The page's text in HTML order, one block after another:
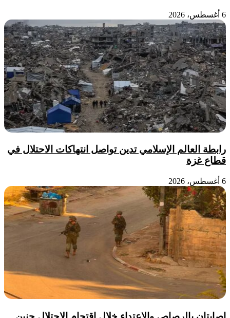
6 أغسطس، 2026
رابطة العالم الإسلامي تدين تواصل انتهاكات الاحتلال في
قطاع غزة
6 أغسطس، 2026